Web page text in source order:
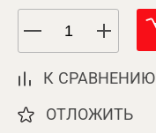
К СРАВНЕНИЮ
ОТЛОЖИТЬ